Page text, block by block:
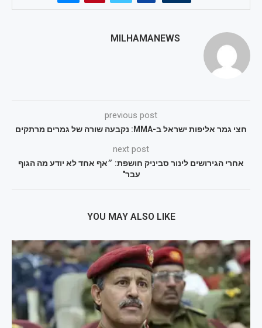
MILHAMANEWS
previous post
חצי גמר אליפות ישראל ב-MMA: נקבעה שורה של גמרים מרתקים
next post
אחרי הגירושים לינור סביניק חושפת: ״אף אחד לא יודע מה הגוף
עבר"
YOU MAY ALSO LIKE